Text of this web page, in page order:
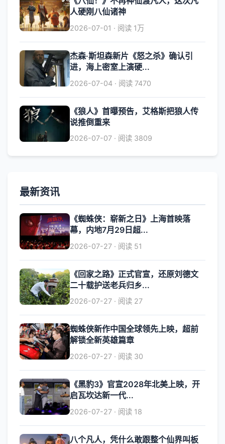
人硬刚八仙诸神
2026-07-01 · 阅读 1万
杰森·斯坦森新片《怒之杀》确认引
进，海上密室上演硬...
2026-07-04 · 阅读 7470
《狼人》首曝预告，艾格斯把狼人传
说推倒重来
2026-07-07 · 阅读 3809
最新资讯
《蜘蛛侠：崭新之日》上海首映落
幕，内地7月29日超...
2026-07-27 · 阅读 51
《回家之路》正式官宣，还原刘德文
二十载护送老兵归乡...
2026-07-27 · 阅读 27
蜘蛛侠新作中国全球领先上映，超前
解锁全新英雄篇章
2026-07-27 · 阅读 30
《黑豹3》官宣2028年北美上映，开
启瓦坎达新一代...
2026-07-27 · 阅读 18
八个凡人，凭什么敢跟整个仙界叫板